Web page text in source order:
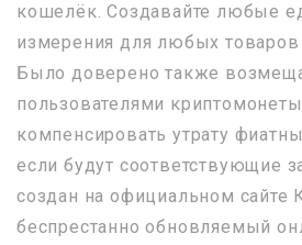
кошелёк. Создавайте любые
измерения для любых товаров
Было доверено также
пользователями
компенсировать утрату
если будут соответствующие
создан на официальном сайте
беспрестанно обновляемый